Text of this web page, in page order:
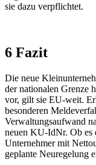
sie dazu verpflichtet.
6 Fazit
Die neue
der nationalen Grenze
vor, gilt sie EU-weit.
besonderen
Verwaltungsaufwand
neuen KU-IdNr. Ob es
Unternehmer mit
geplante Neuregelung